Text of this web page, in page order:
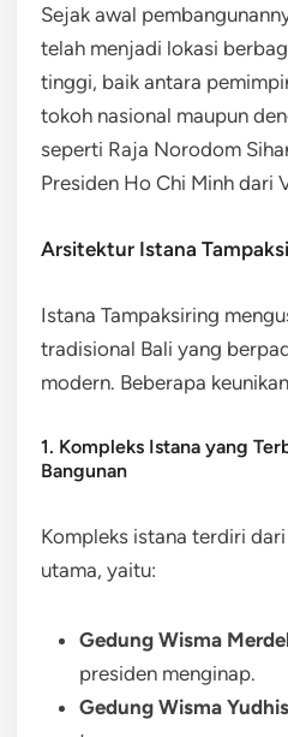
Sejak awal
telah menjadi lokasi
tinggi, baik antara
tokoh nasional maupun
seperti Raja Norodom
Presiden Ho Chi Minh dari
Arsitektur Istana
Istana Tampaksiring
tradisional Bali yang
modern. Beberapa
1. Kompleks Istana yang
Bangunan
Kompleks istana terdiri
utama, yaitu:
Gedung Wisma
presiden menginap.
Gedung Wisma